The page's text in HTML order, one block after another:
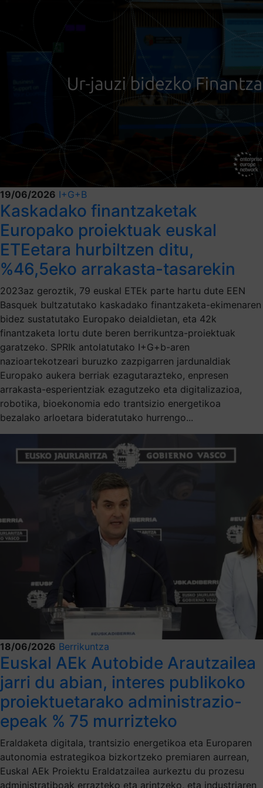
19/06/2026 I+G+B
Kaskadako finantzaketak
Europako proiektuak euskal
ETEetara hurbiltzen ditu,
%46,5eko arrakasta-tasarekin
2023az geroztik, 79 euskal ETEk parte hartu dute EEN
Basquek bultzatutako kaskadako finantzaketa-ekimenaren
bidez sustatutako Europako deialdietan, eta 42k
finantzaketa lortu dute beren berrikuntza-proiektuak
garatzeko. SPRIk antolatutako I+G+b-aren
nazioartekotzeari buruzko zazpigarren jardunaldiak
Europako aukera berriak ezagutarazteko, enpresen
arrakasta-esperientziak ezagutzeko eta digitalizazioa,
robotika, bioekonomia edo trantsizio energetikoa
bezalako arloetara bideratutako hurrengo...
18/06/2026 Berrikuntza
Euskal AEk Autobide Arautzailea
jarri du abian, interes publikoko
proiektuetarako administrazio-
epeak % 75 murrizteko
Eraldaketa digitala, trantsizio energetikoa eta Europaren
autonomia estrategikoa bizkortzeko premiaren aurrean,
Euskal AEk Proiektu Eraldatzailea aurkeztu du prozesu
administratiboak errazteko eta arintzeko, eta industriaren